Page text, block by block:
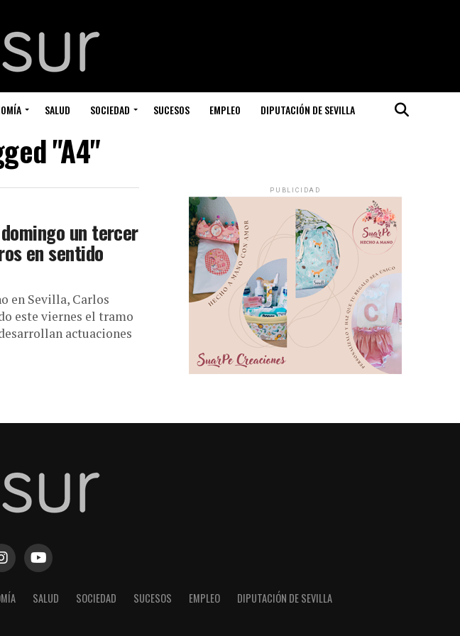
SALUD SOCIEDAD SUCESOS EMPLEO DIPUTACIÓN DE SEVILLA
"A4"
un tercer
en sentido
en Sevilla, Carlos
este viernes el tramo
actuaciones
PUBLICIDAD
SALUD SOCIEDAD SUCESOS EMPLEO DIPUTACIÓN DE SEVILLA